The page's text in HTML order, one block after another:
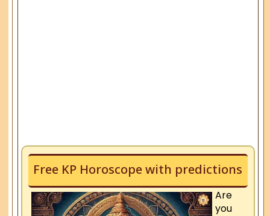
Free KP Horoscope with predictions
Are
you